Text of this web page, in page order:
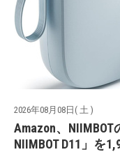
2026年08月08日( 土 )
Amazon、
NIIMBOT D11」を